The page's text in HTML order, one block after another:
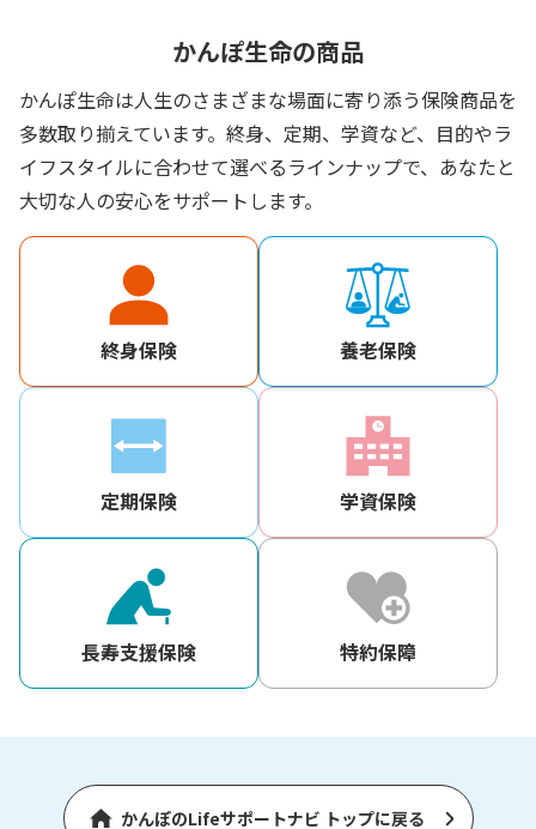
かんぽ生命の商品
かんぽ生命は人生のさまざまな場面に寄り添う保険商品を
多数取り揃えています。終身、定期、学資など、目的やラ
イフスタイルに合わせて選べるラインナップで、あなたと
大切な人の安心をサポートします。
終身保険 養老保険
定期保険 学資保険
長寿支援保険 特約保障
かんぽのLifeサポートナビ トップに戻る